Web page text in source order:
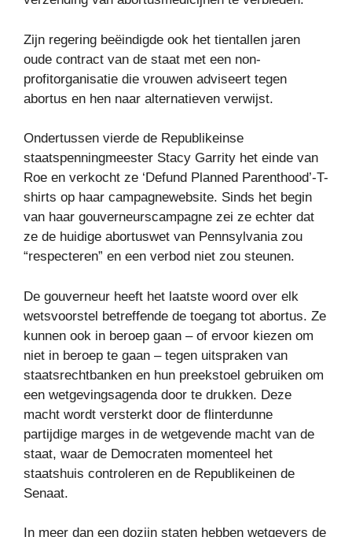
Zijn regering beëindigde ook het tientallen jaren
oude contract van de staat met een non-
profitorganisatie die vrouwen adviseert tegen
abortus en hen naar alternatieven verwijst.
Ondertussen vierde de Republikeinse
staatspenningmeester Stacy Garrity het einde van
Roe en verkocht ze ‘Defund Planned Parenthood’-T-
shirts op haar campagnewebsite. Sinds het begin
van haar gouverneurscampagne zei ze echter dat
ze de huidige abortuswet van Pennsylvania zou
“respecteren” en een verbod niet zou steunen.
De gouverneur heeft het laatste woord over elk
wetsvoorstel betreffende de toegang tot abortus. Ze
kunnen ook in beroep gaan – of ervoor kiezen om
niet in beroep te gaan – tegen uitspraken van
staatsrechtbanken en hun preekstoel gebruiken om
een ​​wetgevingsagenda door te drukken. Deze
macht wordt versterkt door de flinterdunne
partijdige marges in de wetgevende macht van de
staat, waar de Democraten momenteel het
staatshuis controleren en de Republikeinen de
Senaat.
In meer dan een dozijn staten hebben wetgevers de